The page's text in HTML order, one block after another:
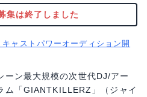
集は終了しました
ャストパワーオーディション開
ーン最大規模の次世代DJ/アー
ム「GIANTKILLERZ」（ジャイ